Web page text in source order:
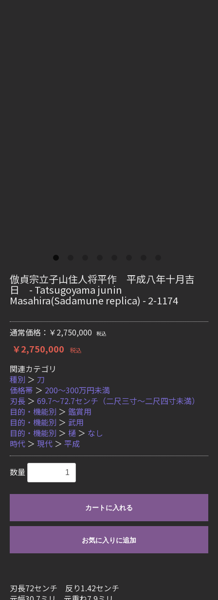
倣貞宗立子山住人将平作 平成八年十月吉
日 - Tatsugoyama junin
Masahira(Sadamune replica) - 2-1174
通常価格：￥2,750,000 税込
￥2,750,000 税込
関連カテゴリ
種別 ＞ 刀
価格帯 ＞ 200〜300万円未満
刃長 ＞ 69.7〜72.7センチ（二尺三寸〜二尺四寸未満）
目的・機能別 ＞ 鑑賞用
目的・機能別 ＞ 武用
目的・機能別 ＞ 樋 ＞ なし
時代 ＞ 現代 ＞ 平成
数量
カートに入れる
お気に入りに追加
刃長72センチ 反り1.42センチ